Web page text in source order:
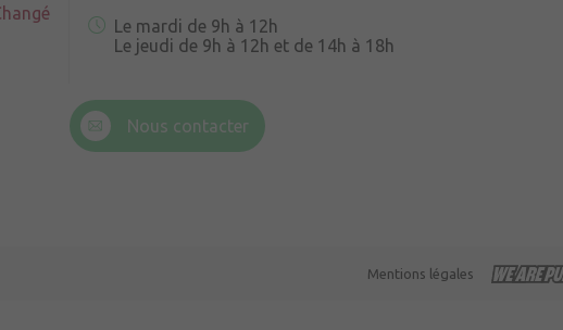
Le mardi de 9h à 12h
Le jeudi de 9h à 12h et de 14h à 18h
Nous contacter
Mentions légales